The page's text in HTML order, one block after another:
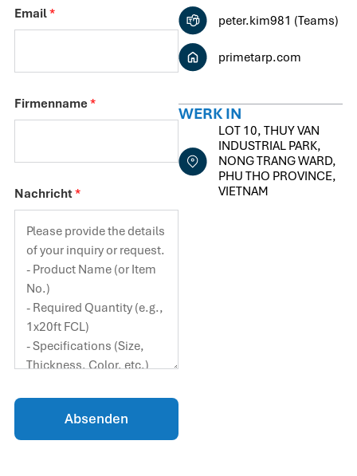
peter.kim981 (Teams)
primetarp.com
WERK IN
LOT 10, THUY VAN
INDUSTRIAL PARK,
NONG TRANG WARD,
PHU THO PROVINCE,
VIETNAM
Email*
Firmenname*
Nachricht*
Absenden